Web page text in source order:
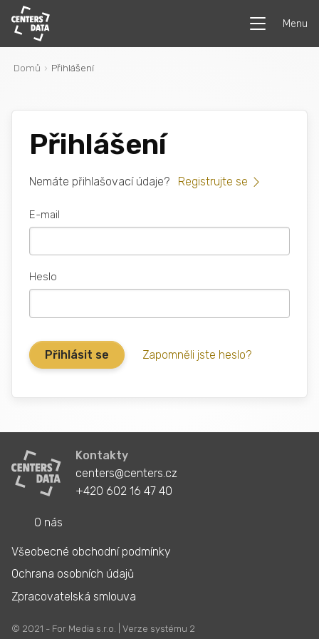
Menu
Domů Přihlášení
Přihlášení
Nemáte přihlašovací údaje? Registrujte se
E-mail
Heslo
Zapomněli jste heslo?
Kontakty
centers@centers.cz
+420 602 16 47 40
O nás
Všeobecné obchodní podmínky
Ochrana osobních údajů
Zpracovatelská smlouva
© 2021 - For Media s.r.o. | Verze systému 2